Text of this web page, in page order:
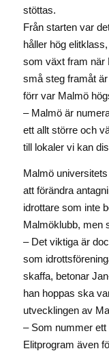
stöttas.
Från starten var
håller hög
som växt fram när
små steg framåt
förr var Malmö
– Malmö är
ett allt större och
till lokaler vi kan
Malmö
att förändra
idrottare som inte
Malmöklubb, men
– Det viktiga är
som
skaffa, betonar
han hoppas ska
utvecklingen av
– Som nummer ett
Elitprogram även